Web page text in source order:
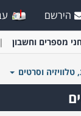
הירשם
מספרים וחשבון
טלוויזיה וסרטים